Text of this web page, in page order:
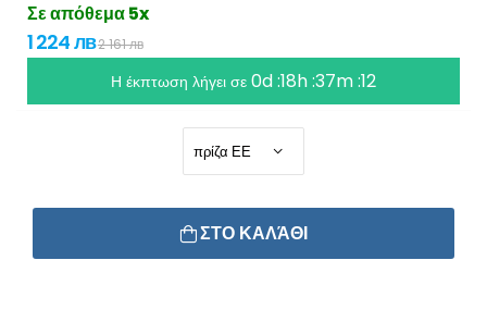
Σε απόθεμα 5x
1 224 лв2 161 лв
Η έκπτωση λήγει σε 0d :18h :37m :12
ΣΤΟ ΚΑΛΆΘΙ